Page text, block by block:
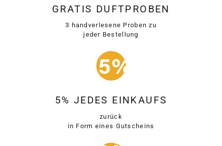
GRATIS DUFTPROBEN
3 handverlesene Proben zu
jeder Bestellung
5% JEDES EINKAUFS
zurück
in Form eines Gutscheins